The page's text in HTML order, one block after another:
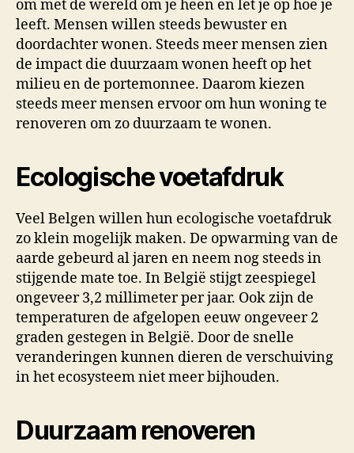
om met de wereld om je heen en let je op hoe je
leeft. Mensen willen steeds bewuster en
doordachter wonen. Steeds meer mensen zien
de impact die duurzaam wonen heeft op het
milieu en de portemonnee. Daarom kiezen
steeds meer mensen ervoor om hun woning te
renoveren om zo duurzaam te wonen.
Ecologische voetafdruk
Veel Belgen willen hun ecologische voetafdruk
zo klein mogelijk maken. De opwarming van de
aarde gebeurd al jaren en neem nog steeds in
stijgende mate toe. In België stijgt zeespiegel
ongeveer 3,2 millimeter per jaar. Ook zijn de
temperaturen de afgelopen eeuw ongeveer 2
graden gestegen in België. Door de snelle
veranderingen kunnen dieren de verschuiving
in het ecosysteem niet meer bijhouden.
Duurzaam renoveren